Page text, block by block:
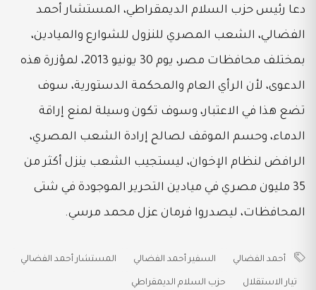
دعا رئيس حزب السلام الديمقراطي، المستشار أحمد
الفضالي، الشعب المصري للنزول للشوارع والميادين،
بمختلف محافظات مصر، يوم 30 يونيو 2013، لمؤزرة هذه
الدعوى، لأن الرأي العام والمحكمة الدستورية، سوف
تضع هذا في الاعتبار، وسوف تكون وسيلة لمنع إراقة
الدماء، وحسم الموقف لصالح إرادة الشعب المصري،
الرافض لنظام الإخوان، ليستجيب الشعب ينزل أكثر من
35 مليون مصري في ميادين التحرير الموجودة في شتى
المحافظات، ليصدروا فرمان عزل محمد مرسي.
أحمد الفضالي السفير أحمد الفضالي المستشار أحمد الفضالي
تيار الاستقلال حزب السلام الديمقراطي